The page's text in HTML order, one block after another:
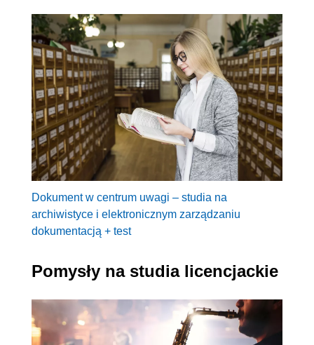
Dokument w centrum uwagi – studia na
archiwistyce i elektronicznym zarządzaniu
dokumentacją + test
Pomysły na studia licencjackie